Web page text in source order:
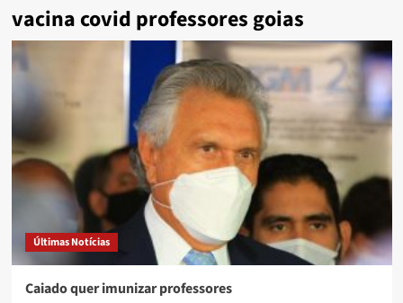
vacina covid professores goias
Últimas Notícias
Caiado quer imunizar professores